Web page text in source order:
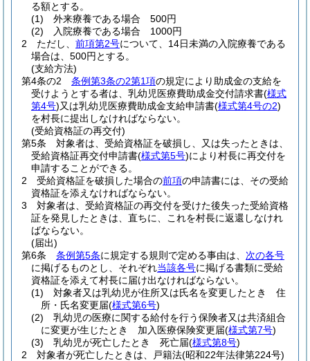
る額とする。
(1)
外来療養である場合 500円
(2)
入院療養である場合 1000円
2
ただし、 前項第2号について、14日未満の入院療養である
場合は、500円とする。
(支給方法)
第4条の2
条例第3条の2第1項の規定により助成金の支給を
受けようとする者は、乳幼児医療費助成金交付請求書(様式
第4号)又は乳幼児医療費助成金支給申請書(様式第4号の2)
を村長に提出しなければならない。
(受給資格証の再交付)
第5条
対象者は、受給資格証を破損し、又は失ったときは、
受給資格証再交付申請書(様式第5号)により村長に再交付を
申請することができる。
2
受給資格証を破損した場合の前項の申請書には、その受給
資格証を添えなければならない。
3
対象者は、受給資格証の再交付を受けた後失った受給資格
証を発見したときは、直ちに、これを村長に返還しなけれ
ばならない。
(届出)
第6条
条例第5条に規定する規則で定める事由は、 次の各号
に掲げるものとし、それぞれ当該各号に掲げる書類に受給
資格証を添えて村長に届け出なければならない。
(1)
対象者又は乳幼児が住所又は氏名を変更したとき 住
所・氏名変更届(様式第6号)
(2)
乳幼児の医療に関する給付を行う保険者又は共済組合
に変更が生じたとき 加入医療保険変更届(様式第7号)
(3)
乳幼児が死亡したとき 死亡届(様式第8号)
2
対象者が死亡したときは、戸籍法(昭和22年法律第224号)